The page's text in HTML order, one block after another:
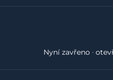
Nyní zavřeno ‧